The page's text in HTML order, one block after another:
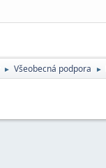
► Všeobecná podpora ►